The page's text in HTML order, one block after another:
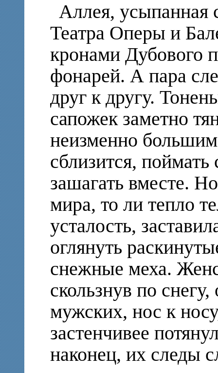
Аллея, усыпанная
Театра Оперы и
кронами Дубового
фонарей. А пара
друг к другу.
сапожек заметно
неизменно
сблизится,
зашагать вместе.
мира, то ли тепло
усталость,
оглянуть
снежные меха.
скользнув по
мужских, нос к
застенчивее
наконец, их следы